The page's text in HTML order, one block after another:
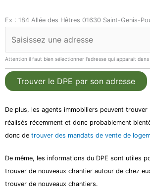
Ex : 184 Allée des Hêtres 01630 Saint-Genis-
Attention il faut bien sélectionner l'adresse qui apparait dans
Trouver le DPE par son adresse
De plus, les agents immobiliers peuvent trouver
réalisés récemment et donc probablement
donc de trouver des mandats de vente de
De même, les informations du DPE sont utiles
trouver de nouveaux chantier autour de chez
trouver de nouveaux chantiers.